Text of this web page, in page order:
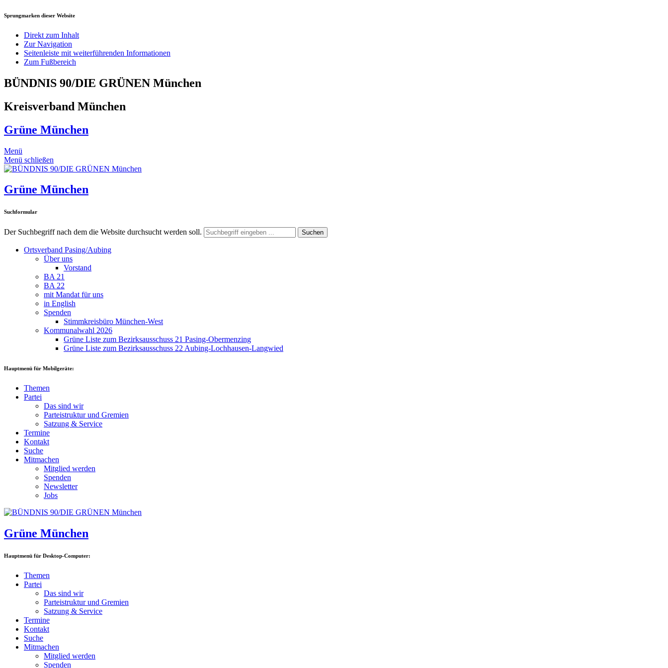
Sprungmarken dieser Website
Direkt zum Inhalt
Zur Navigation
Seitenleiste mit weiterführenden Informationen
Zum Fußbereich
BÜNDNIS 90/DIE GRÜNEN München
Kreisverband München
Grüne München
Menü
Menü schließen
Grüne München
Suchformular
Der Suchbegriff nach dem die Website durchsucht werden soll. Suchen
Ortsverband Pasing/Aubing
Über uns
Vorstand
BA 21
BA 22
mit Mandat für uns
in English
Spenden
Stimmkreisbüro München-West
Kommunalwahl 2026
Grüne Liste zum Bezirksausschuss 21 Pasing-Obermenzing
Grüne Liste zum Bezirksausschuss 22 Aubing-Lochhausen-Langwied
Hauptmenü für Mobilgeräte:
Themen
Partei
Das sind wir
Parteistruktur und Gremien
Satzung & Service
Termine
Kontakt
Suche
Mitmachen
Mitglied werden
Spenden
Newsletter
Jobs
Grüne München
Hauptmenü für Desktop-Computer:
Themen
Partei
Das sind wir
Parteistruktur und Gremien
Satzung & Service
Termine
Kontakt
Suche
Mitmachen
Mitglied werden
Spenden